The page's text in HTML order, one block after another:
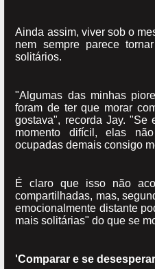
Ainda assim, viver sob o
nem sempre parece
solitários.
"Algumas das minhas
foram de ter que morar
gostava", recorda Jay. "Se
momento difícil, elas
ocupadas demais consigo
É claro que isso não
compartilhadas, mas,
emocionalmente distante
mais solitárias" do que se
'Comparar e se